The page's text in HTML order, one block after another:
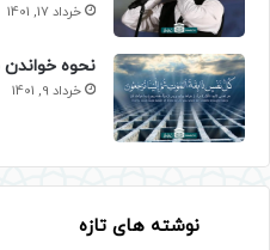
خرداد 17, 1401
نحوه
خرداد 9, 1401
نوشته های تازه